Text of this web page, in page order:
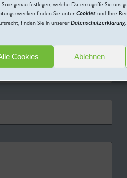
genau festlegen, welche Datenzugriffe Sie uns
finden Sie unterCookies und Ihre
finden Sie in unsererDatenschutzerklärung.
Cookies Ablehnen